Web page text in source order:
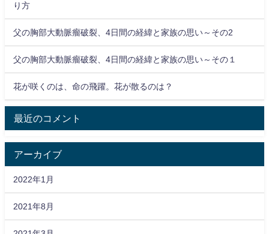
り方
父の胸部大動脈瘤破裂、4日間の経緯と家族の思い～その2
父の胸部大動脈瘤破裂、4日間の経緯と家族の思い～その１
花が咲くのは、命の飛躍。花が散るのは？
最近のコメント
アーカイブ
2022年1月
2021年8月